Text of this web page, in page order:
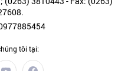
tôi tại: